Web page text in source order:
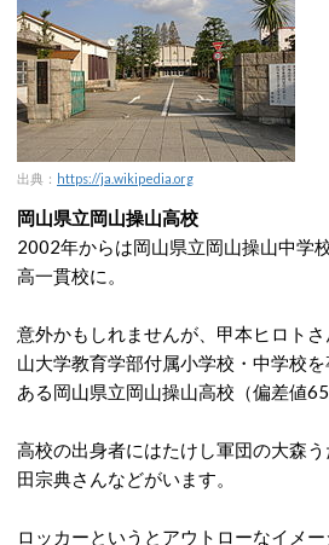
出典： https://ja.wikipedia.org
岡山県立岡山操山高校
2002年からは岡山県立岡山操山中学
高一貫校に。
意外かもしれませんが、甲本ヒロト
山大学教育学部付属小学校・中学校
ある岡山県立岡山操山高校（偏差値
高校の出身者にはたけし軍団の大森
田宗典さんなどがいます。
ロッカーというとアウトローなイメ